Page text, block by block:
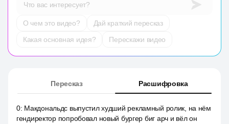
Что вас интересует?
О чем это видео?
Дай краткий пересказ
Какая основная идея?
Перескажи видео
Пересказ Расшифровка
0: Макдональдс выпустил худший рекламный ролик, на нём
гендиректор попробовал новый бургер биг арч и вёл он